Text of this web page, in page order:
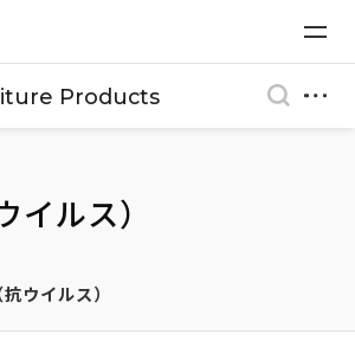
Products
イルス）​
ウイルス）​